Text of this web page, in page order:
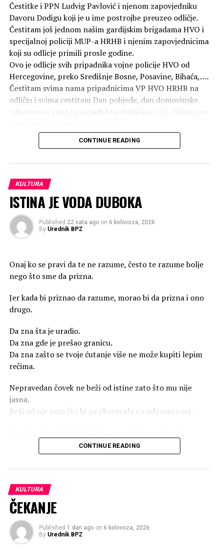
Čestitke i PPN Ludvig Pavlović i njenom zapovjedniku
Davoru Dodigu koji je u ime postrojbe preuzeo odličje.
Čestitam još jednom našim gardijskim brigadama HVO i
specijalnoj policiji MUP-a HRHB i njenim zapovjednicima
koji su odlicje primili prosle godine.
Ovo je odlicje svih pripadnika vojne policije HVO od
Hercegovine, preko Središnje Bosne, Posavine, Bihaća,….
Čestitam svima nama pripadnicima VP HVO HRHB na
odličju i svima cestitam Dan pobjede, dan domovinske
CONTINUE READING
KULTURA
ISTINA JE VODA DUBOKA
Published 22 sata ago on 6 kolovoza, 2026
By Urednik BPZ
Onaj ko se pravi da te ne razume, često te razume bolje
nego što sme da prizna.
Jer kada bi priznao da razume, morao bi da prizna i ono
drugo.
Da zna šta je uradio.
Da zna gde je prešao granicu.
Da zna zašto se tvoje ćutanje više ne može kupiti lepim
rečima.
Nepravedan čovek ne beži od istine zato što mu nije
jasna.
Beži od nje zato što bi ga obavezala na odgovornost.
Zato se pravi zbunjen.
Zato tvoju istinu pokušava da predstavi kao tvoju
preosetljivost.
Jer čovek koji zna težinu svoje krivice ne beži od
ogledala.
Ne strepi od svedoka.
CONTINUE READING
KULTURA
ČEKANJE
Published 1 dan ago on 6 kolovoza, 2026
By Urednik BPZ